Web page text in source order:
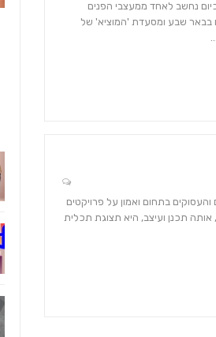
נחשב לאחד ממעצבי הפנים
בבאר שבע ומסעדת 'המוציא' של
בתחום ואמון על פרויקטים
תכנן ועיצב, היא תצוגת תכלית